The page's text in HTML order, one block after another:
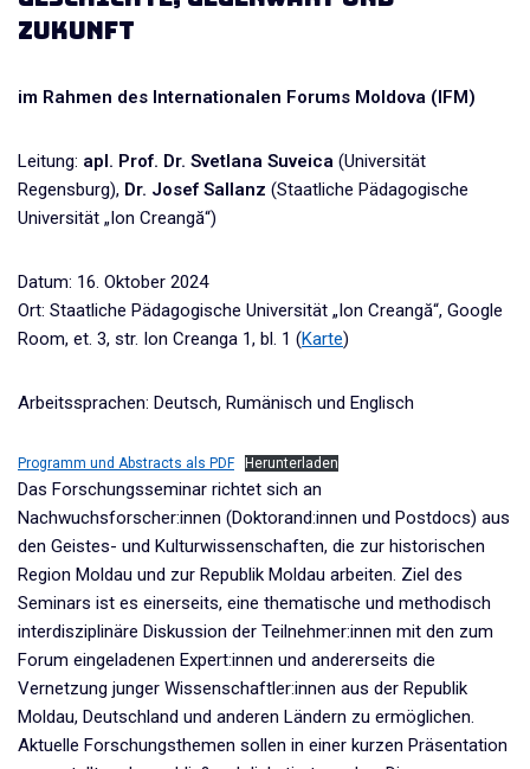
Zukunft
im Rahmen des Internationalen Forums Moldova (IFM)
Leitung: apl. Prof. Dr. Svetlana Suveica (Universität
Regensburg), Dr. Josef Sallanz (Staatliche Pädagogische
Universität „Ion Creangă“)
Datum: 16. Oktober 2024
Ort: Staatliche Pädagogische Universität „Ion Creangă“, Google
Room, et. 3, str. Ion Creanga 1, bl. 1 (Karte)
Arbeitssprachen: Deutsch, Rumänisch und Englisch
Programm und Abstracts als PDF Herunterladen
Das Forschungsseminar richtet sich an
Nachwuchsforscher:innen (Doktorand:innen und Postdocs) aus
den Geistes- und Kulturwissenschaften, die zur historischen
Region Moldau und zur Republik Moldau arbeiten. Ziel des
Seminars ist es einerseits, eine thematische und methodisch
interdisziplinäre Diskussion der Teilnehmer:innen mit den zum
Forum eingeladenen Expert:innen und andererseits die
Vernetzung junger Wissenschaftler:innen aus der Republik
Moldau, Deutschland und anderen Ländern zu ermöglichen.
Aktuelle Forschungsthemen sollen in einer kurzen Präsentation